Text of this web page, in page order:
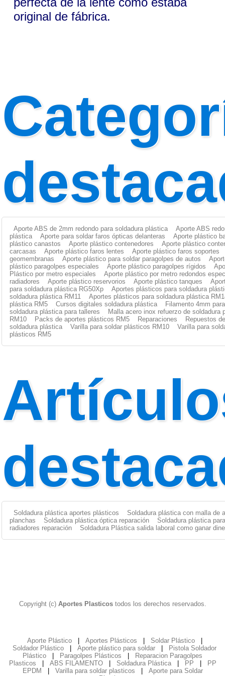
original de fábrica.
Aporte ABS de 2mm redondo para soldadura plástica
Aporte ABS
plástica
Aporte para soldar faros ópticas delanteras
Aporte plástico
plástico canastos
Aporte plástico contenedores
Aporte plástico
carcasas
Aporte plástico faros lentes
Aporte plástico faros soportes
geomembranas
Aporte plástico para soldar paragolpes de autos
plástico paragolpes especiales
Aporte plástico paragolpes rígidos
Plástico por metro especiales
Aporte plástico por metro redondos
radiadores
Aporte plástico reservorios Aporte plástico tanques
para soldadura plástica RG50Xp
Aportes plásticos para soldadura
soldadura plástica RM11
Aportes plásticos para soldadura plástica
plástica RM5
Cursos digitales soldadura plástica
Filamento 4mm
soldadura plástica para talleres
Malla acero inox refuerzo de soldadura
RM10
Packs de aportes plásticos RM5 Reparaciones
Repuestos
soldadura plástica
Varilla para soldar plásticos RM10
Varilla para
plásticos RM5
Soldadura plástica aportes plásticos
Soldadura plástica con malla de
planchas
Soldadura plástica óptica reparación
Soldadura plástica
radiadores reparación
Soldadura Plástica salida laboral como ganar
Copyright (c) Aportes Plasticostodos los derechos reservados.
Aporte Plástico Aportes Plásticos Soldar Plástico
Soldador Plástico
Aporte plástico para soldar
Pistola Soldador
Plástico
Paragolpes Plásticos
Reparacion Paragolpes
Plasticos
ABS FILAMENTO Soldadura Plástica PP
PP
EPDM
Varilla para soldar plasticos
Aporte para Soldar